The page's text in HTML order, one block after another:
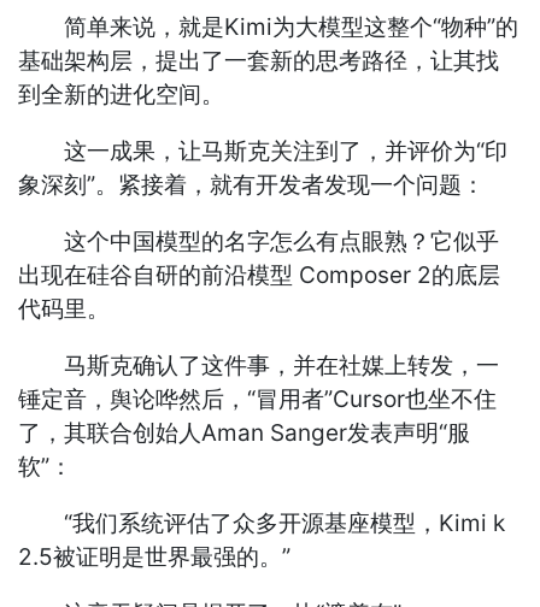
简单来说，就是Kimi为大模型这整个“物种”的
基础架构层，提出了一套新的思考路径，让其找
到全新的进化空间。
这一成果，让马斯克关注到了，并评价为“印
象深刻”。紧接着，就有开发者发现一个问题：
这个中国模型的名字怎么有点眼熟？它似乎
出现在硅谷自研的前沿模型 Composer 2的底层
代码里。
马斯克确认了这件事，并在社媒上转发，一
锤定音，舆论哗然后，“冒用者”Cursor也坐不住
了，其联合创始人Aman Sanger发表声明“服
软”：
“我们系统评估了众多开源基座模型，Kimi k
2.5被证明是世界最强的。”